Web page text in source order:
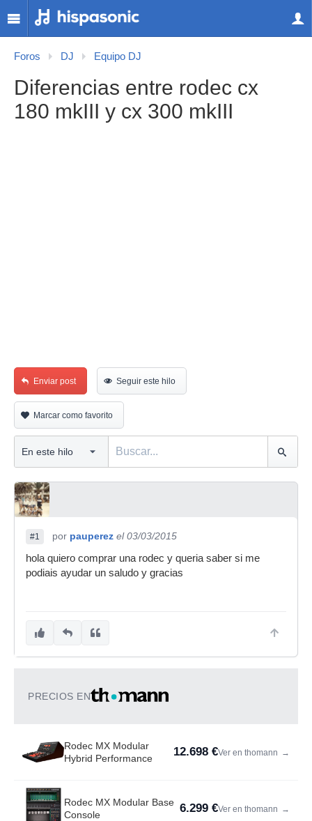
Foros DJ Equipo DJ
Diferencias entre rodec cx
180 mkIII y cx 300 mkIII
Enviar post Seguir este hilo
Marcar como favorito
#1 por pauperez el 03/03/2015
hola quiero comprar una rodec y queria saber si me
podiais ayudar un saludo y gracias
PRECIOS EN
Rodec MX Modular
Hybrid Performance
12.698 €Ver en thomann →
Rodec MX Modular Base
Console
6.299 €Ver en thomann →